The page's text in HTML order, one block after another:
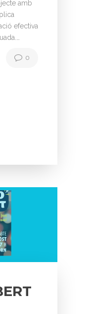
amb
efectiva
0